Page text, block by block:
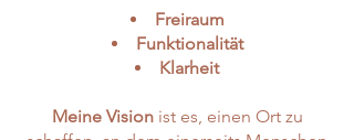
Freiraum
Funktionalität
Klarheit
Meine Visionist es, einen Ort zu